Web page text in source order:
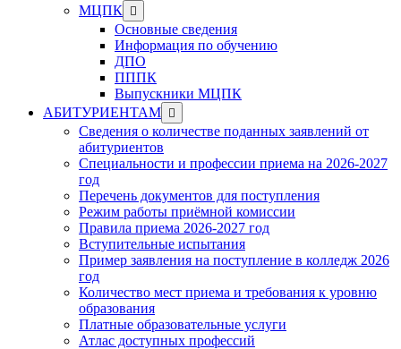
МЦПК Show
sub
menu
Основные сведения
Информация по обучению
ДПО
ПППК
Выпускники МЦПК
АБИТУРИЕНТАМ Show
sub
menu
Сведения о количестве поданных заявлений от
абитуриентов
Специальности и профессии приема на 2026-2027
год
Перечень документов для поступления
Режим работы приёмной комиссии
Правила приема 2026-2027 год
Вступительные испытания
Пример заявления на поступление в колледж 2026
год
Количество мест приема и требования к уровню
образования
Платные образовательные услуги
Атлас доступных профессий